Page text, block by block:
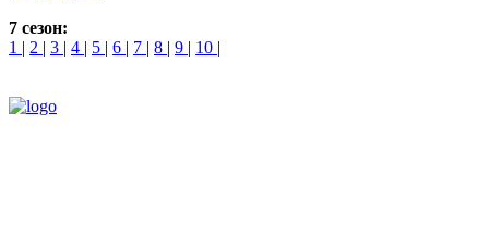
7 сезон:
1 | 2 | 3 | 4 | 5 | 6 | 7 | 8 | 9 | 10 |